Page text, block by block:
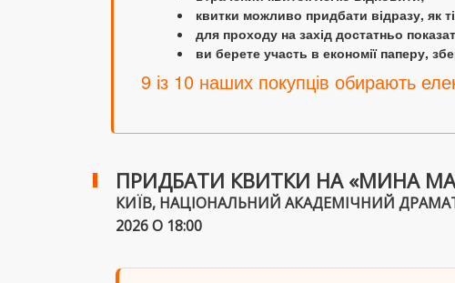
квитки можливо придбати відразу, як
для проходу на захід достатньо
ви берете участь в економії паперу,
9 із 10 наших покупців обирають
ПРИДБАТИ КВИТКИ НА «МИНА
КИЇВ, НАЦІОНАЛЬНИЙ АКАДЕМІЧНИЙ
2026 О 18:00